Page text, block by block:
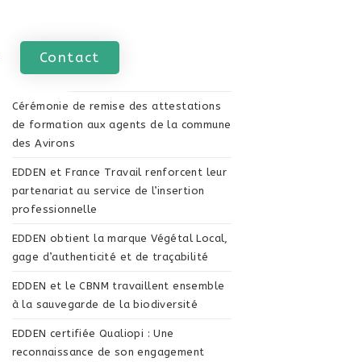
Contact
Articles Récents
Cérémonie de remise des attestations
de formation aux agents de la commune
des Avirons
EDDEN et France Travail renforcent leur
partenariat au service de l’insertion
professionnelle
EDDEN obtient la marque Végétal Local,
gage d’authenticité et de traçabilité
EDDEN et le CBNM travaillent ensemble
à la sauvegarde de la biodiversité
EDDEN certifiée Qualiopi : Une
reconnaissance de son engagement